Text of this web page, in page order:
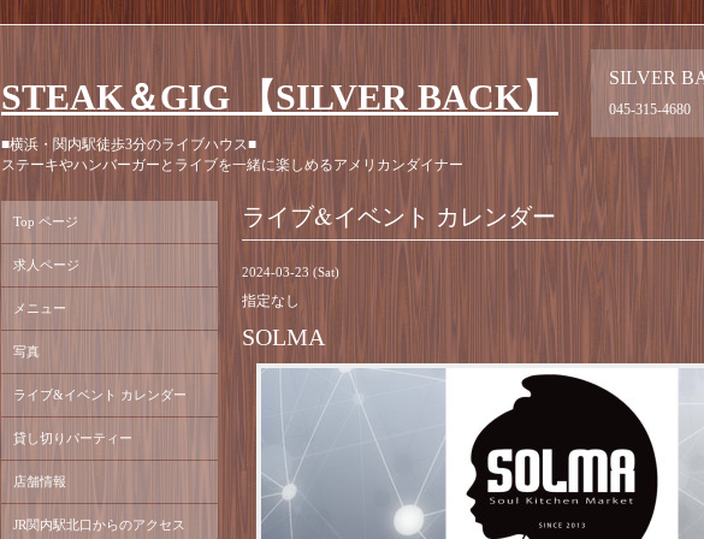
SILVER
045-315-4680
STEAK＆GIG 【SILVER BACK】
■横浜・関内駅徒歩3分のライブハウス■
ステーキやハンバーガーとライブを一緒に楽しめるアメリカンダイナー
ライブ&イベント カレンダー
2024-03-23 (Sat)
指定なし
SOLMA
Top ページ
求人ページ
メニュー
写真
ライブ&イベント カレンダー
貸し切りパーティー
店舗情報
JR関内駅北口からのアクセス